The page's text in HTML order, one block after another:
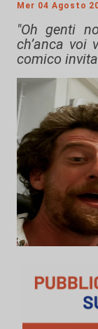
Mer 04 Agosto
"Oh genti
ch’anca voi
comico